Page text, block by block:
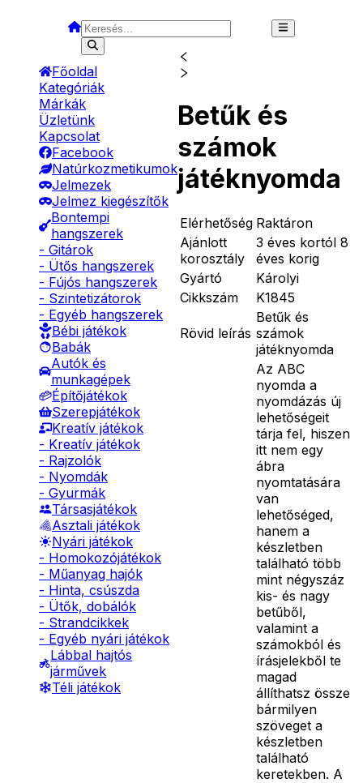
Főoldal
Kategóriák
Márkák
Üzletünk
Kapcsolat
Facebook
Natúrkozmetikumok
Jelmezek
Jelmez kiegészítők
Bontempi
hangszerek
- Gitárok
- Ütős hangszerek
- Fújós hangszerek
- Szintetizátorok
- Egyéb hangszerek
Bébi játékok
Babák
Autók és
munkagépek
Építőjátékok
Szerepjátékok
Kreatív játékok
- Kreatív játékok
- Rajzolók
- Nyomdák
- Gyurmák
Társasjátékok
Asztali játékok
Nyári játékok
- Homokozójátékok
- Műanyag hajók
- Hinta, csúszda
- Ütők, dobálók
- Strandcikkek
- Egyéb nyári játékok
Lábbal hajtós
járművek
Téli játékok
Betűk és
számok
játéknyomda
Elérhetőség Raktáron
Ajánlott
korosztály
3 éves kortól 8
éves korig
Gyártó
Károlyi
Cikkszám
K1845
Rövid leírás
Betűk és
számok
játéknyomda
Az ABC
nyomda a
nyomdázás új
lehetőségeit
tárja fel, hiszen
itt nem egy
ábra
nyomtatására
van
lehetőséged,
hanem a
készletben
található több
mint négyszáz
kis- és nagy
betűből,
valamint a
számokból és
írásjelekből te
magad
állíthatsz össze
bármilyen
szöveget a
készletben
található
keretekben. A